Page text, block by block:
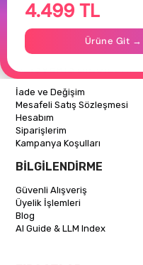
Hakkımızda
Gizlilik Politikası
İletişim
Mağazalarımız
ALIŞVERİŞ BİLGİLERİ
İade ve Değişim
Mesafeli Satış Sözleşmesi
Hesabım
Siparişlerim
Kampanya Koşulları
BİLGİLENDİRME
Güvenli Alışveriş
Üyelik İşlemleri
Blog
AI Guide & LLM Index
4.499 TL
Ürüne Git →